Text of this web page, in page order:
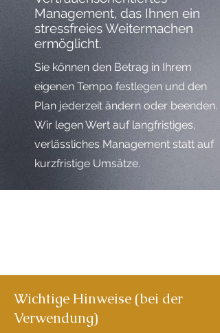
Management, das Ihnen ein
stressfreies Weitermachen
ermöglicht.
Sie können den Betrag in Ihrem
eigenen Tempo festlegen und den
Plan jederzeit ändern oder beenden.
Wir legen Wert auf langfristiges,
verlässliches Management statt auf
kurzfristige Umsätze.
Wichtige Hinweise (bei der
Verwendung)